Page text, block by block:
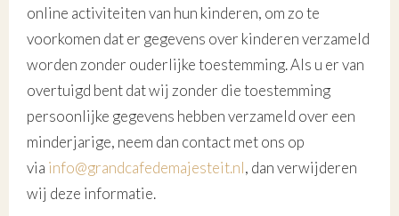
online activiteiten van hun kinderen, om zo te
voorkomen dat er gegevens over kinderen verzameld
worden zonder ouderlijke toestemming. Als u er van
overtuigd bent dat wij zonder die toestemming
persoonlijke gegevens hebben verzameld over een
minderjarige, neem dan contact met ons op
via info@grandcafedemajesteit.nl, dan verwijderen
wij deze informatie.